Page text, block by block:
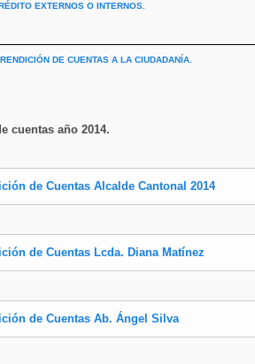
EXTERNOS O INTERNOS.
DE CUENTAS A LA CIUDADANÍA.
cuentas año 2014.
de Cuentas Alcalde Cantonal 2014
de Cuentas Lcda. Diana Matínez
de Cuentas Ab. Ángel Silva